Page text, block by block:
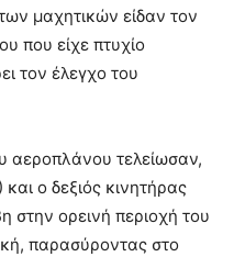
των μαχητικών είδαν τον
που είχε πτυχίο
τον έλεγχο του
αεροπλάνου τελείωσαν,
ο δεξιός κινητήρας
στην ορεινή περιοχή του
παρασύροντας στο